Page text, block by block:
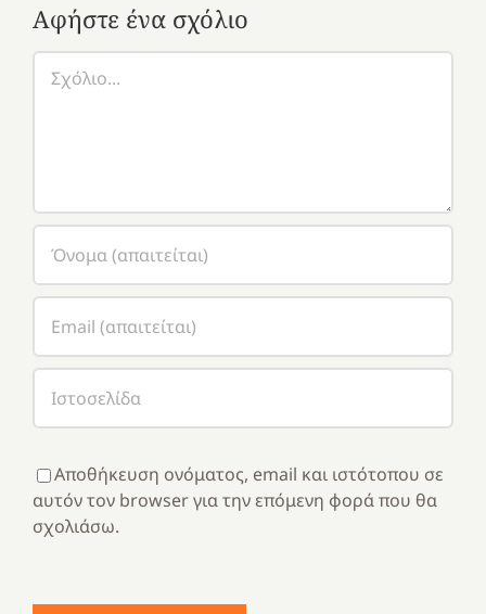
Αφήστε ένα σχόλιο
Σχόλιο
Αποθήκευση ονόματος, email και ιστότοπου σε
αυτόν τον browser για την επόμενη φορά που θα
σχολιάσω.